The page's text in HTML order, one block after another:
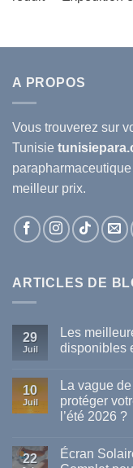
A PROPOS
Vous trouverez sur
Tunisie
meilleur prix.
ARTICLES DE
29
Juil
Les
disponibles
sur
Les
meilleures
marques
disponibles
en
10
Juil
La vague
protéger
l’été 2026 ?
commentaire
sur
La
22
Écran